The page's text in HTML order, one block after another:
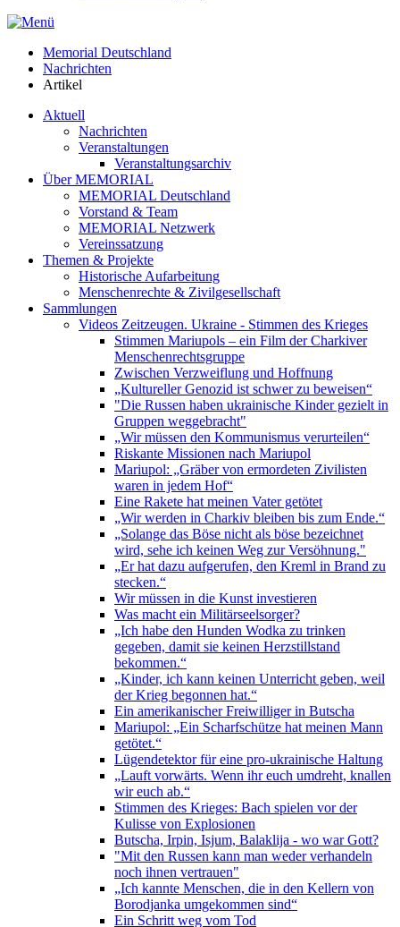
Memorial Deutschland
Nachrichten
Artikel
Aktuell
Nachrichten
Veranstaltungen
Veranstaltungsarchiv
Über MEMORIAL
MEMORIAL Deutschland
Vorstand & Team
MEMORIAL Netzwerk
Vereinssatzung
Themen & Projekte
Historische Aufarbeitung
Menschenrechte & Zivilgesellschaft
Sammlungen
Videos Zeitzeugen. Ukraine - Stimmen des Krieges
Stimmen Mariupols – ein Film der Charkiver
Menschenrechtsgruppe
Zwischen Verzweiflung und Hoffnung
„Kultureller Genozid ist schwer zu beweisen“
"Die Russen haben ukrainische Kinder gezielt in
Gruppen weggebracht"
„Wir müssen den Kommunismus verurteilen“
Riskante Missionen nach Mariupol
Mariupol: „Gräber von ermordeten Zivilisten
waren in jedem Hof“
Eine Rakete hat meinen Vater getötet
„Wir werden in Charkiv bleiben bis zum Ende.“
„Solange das Böse nicht als böse bezeichnet
wird, sehe ich keinen Weg zur Versöhnung."
„Er hat dazu aufgerufen, den Kreml in Brand zu
stecken.“
Wir müssen in die Kunst investieren
Was macht ein Militärseelsorger?
„Ich habe den Hunden Wodka zu trinken
gegeben, damit sie keinen Herzstillstand
bekommen.“
„Kinder, ich kann keinen Unterricht geben, weil
der Krieg begonnen hat.“
Ein amerikanischer Freiwilliger in Butscha
Mariupol: „Ein Scharfschütze hat meinen Mann
getötet.“
Lügendetektor für eine pro-ukrainische Haltung
„Lauft vorwärts. Wenn ihr euch umdreht, knallen
wir euch ab.“
Stimmen des Krieges: Bach spielen vor der
Kulisse von Explosionen
Butscha, Irpin, Isjum, Balaklija - wo war Gott?
"Mit den Russen kann man weder verhandeln
noch ihnen vertrauen"
„Ich kannte Menschen, die in den Kellern von
Borodjanka umgekommen sind“
Ein Schritt weg vom Tod